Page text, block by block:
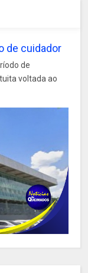
de cuidador
de
voltada ao